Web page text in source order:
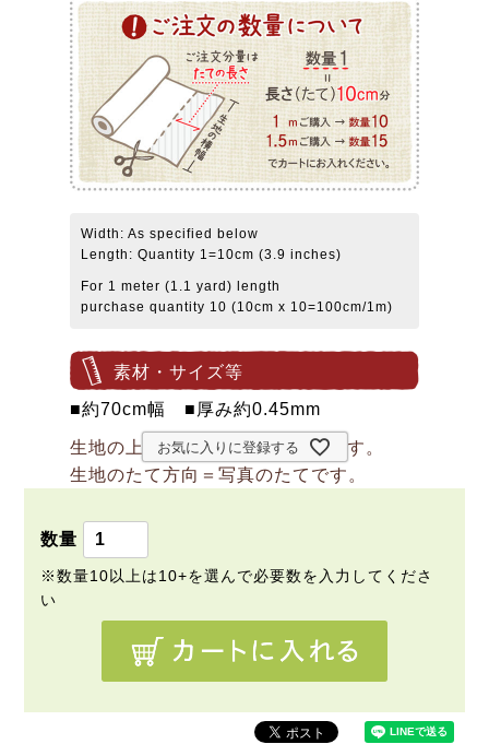
Width: As specified below
Length: Quantity 1=10cm (3.9 inches)
For 1 meter (1.1 yard) length
purchase quantity 10 (10cm x 10=100cm/1m)
素材・サイズ等
■約70cm幅 ■厚み約0.45mm
生地の上のボタンは直径約2cmです。
生地のたて方向＝写真のたてです。
お気に入りに登録する